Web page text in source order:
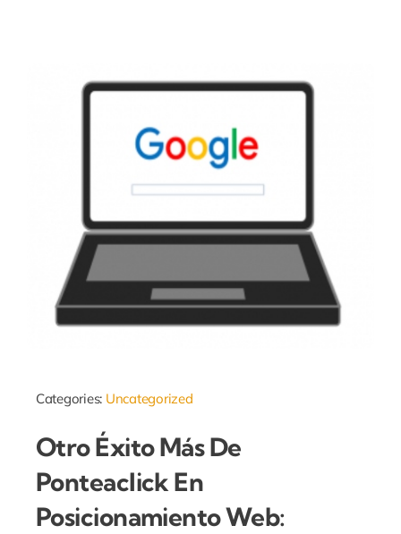
Categories: Uncategorized
Otro Éxito Más De
Ponteaclick En
Posicionamiento Web: